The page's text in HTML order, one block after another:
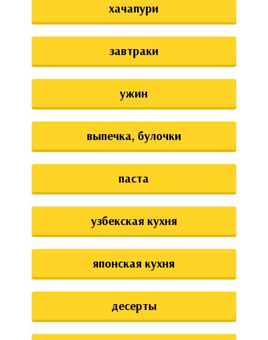
хачапури
завтраки
ужин
выпечка, булочки
паста
узбекская кухня
японская кухня
десерты